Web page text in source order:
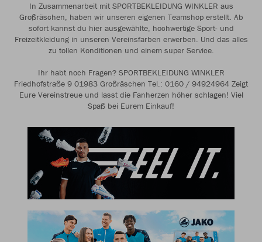
In Zusammenarbeit mit SPORTBEKLEIDUNG WINKLER aus
Großräschen, haben wir unseren eigenen Teamshop erstellt. Ab
sofort kannst du hier ausgewählte, hochwertige Sport- und
Freizeitkleidung in unseren Vereinsfarben erwerben. Und das alles
zu tollen Konditionen und einem super Service.
Ihr habt noch Fragen? SPORTBEKLEIDUNG WINKLER
Friedhofstraße 9 01983 Großräschen Tel.: 0160 / 94924964 Zeigt
Eure Vereinstreue und lasst die Fanherzen höher schlagen! Viel
Spaß bei Eurem Einkauf!